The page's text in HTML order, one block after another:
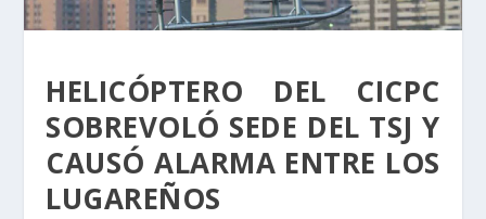
HELICÓPTERO DEL CICPC
SOBREVOLÓ SEDE DEL TSJ Y
CAUSÓ ALARMA ENTRE LOS
LUGAREÑOS